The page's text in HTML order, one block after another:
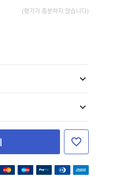
(평가가 충분하지 않습니다)